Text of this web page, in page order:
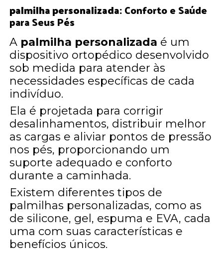
palmilha personalizada: Conforto e Saúde
para Seus Pés
A palmilha personalizada é um
dispositivo ortopédico desenvolvido
sob medida para atender às
necessidades específicas de cada
indivíduo.
Ela é projetada para corrigir
desalinhamentos, distribuir melhor
as cargas e aliviar pontos de pressão
nos pés, proporcionando um
suporte adequado e conforto
durante a caminhada.
Existem diferentes tipos de
palmilhas personalizadas, como as
de silicone, gel, espuma e EVA, cada
uma com suas características e
benefícios únicos.